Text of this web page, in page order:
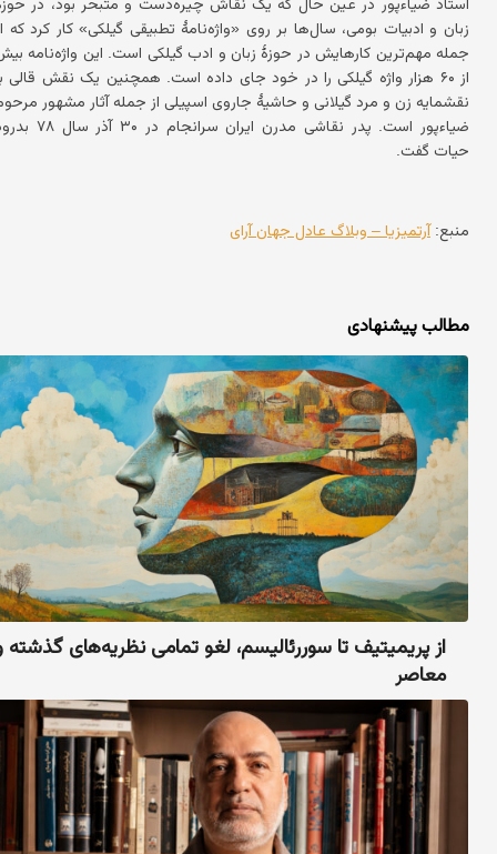
زبان و ادبیات بومی، سال‌ها بر روی «واژه‌نامهٔ تطبیقی گیلکی» کار کرد که
جمله مهم‌ترین کارهایش در حوزهٔ زبان و ادب گیلکی است. این واژه‌نامه
از ۶۰ هزار واژه گیلکی را در خود جای داده است. همچنین یک نقش قالی
نقشمایه زن و مرد گیلانی و حاشیهٔ جاروی اسپیلی از جمله آثار مشهور
ضیاءپور است. پدر نقاشی مدرن ایران سرانجام در ۳۰
حیات گفت.
منبع:آرتمیزیا – وبلاگ عادل جهان آرای
مطالب پیشنهادی
از پریمیتیف تا سوررئالیسم، لغو تمامی نظریه‌های گذشته
معاصر